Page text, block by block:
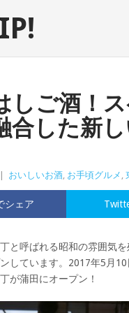
しご酒！
合した新
おいしいお酒, お手頃グルメ ,
シェア
と呼ばれる昭和の雰囲気
しています。2017年5月
が蒲田にオープン！